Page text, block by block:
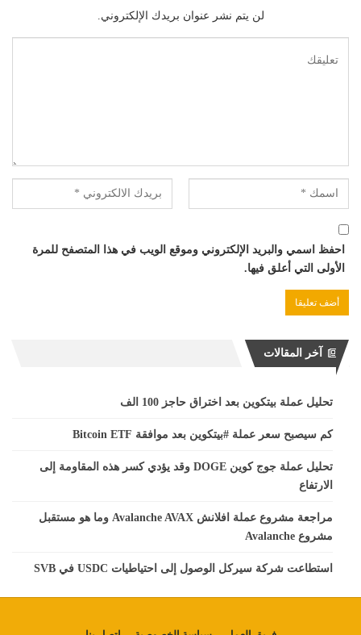
لن يتم نشر عنوان بريدك الإلكتروني.
احفظ اسمي والبريد الإلكتروني وموقع الويب في هذا المتصفح للمرة
الأولى التي أعلق فيها.
آخر المقالات
تحليل عملة بيتكوين بعد اختراق حاجز 100 الف
كم سيصبح سعر عملة #بيتكوين بعد موافقة Bitcoin ETF
تحليل عملة جوج كوين DOGE وقد يؤدي كسر هذه المقاومة إلى
الارتفاع
مراجعة مشروع عملة افلانش Avalanche AVAX وما هو مستقبل
مشروع Avalanche
استطاعت شركة سيركل الوصول إلى احتياطيات USDC في SVB